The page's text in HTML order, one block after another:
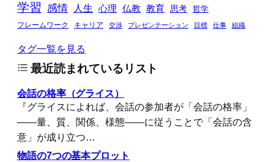
学習
感情 人生 心理 仏教 教育 思考
哲学
フレームワーク
キャリア 交渉 プレゼンテーション 目標 仕事 組織
タグ一覧を見る
最近読まれているリスト
会話の格率（グライス）
『グライスによれば、会話の参加者が「会話の格率」
――量、質、関係、様態――に従うことで「会話の含
意」が成り立つ…
物語の7つの基本プロット